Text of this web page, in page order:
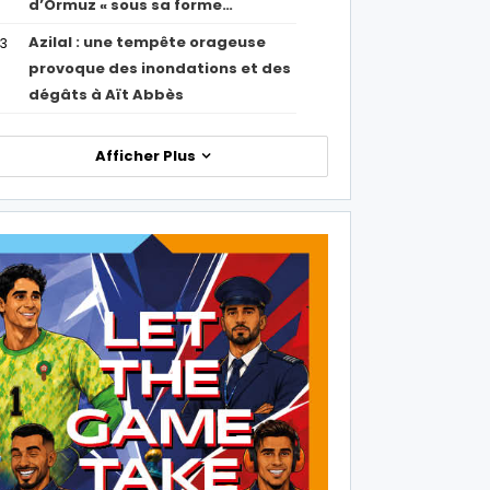
d’Ormuz « sous sa forme…
Azilal : une tempête orageuse
provoque des inondations et des
dégâts à Aït Abbès
Afficher Plus